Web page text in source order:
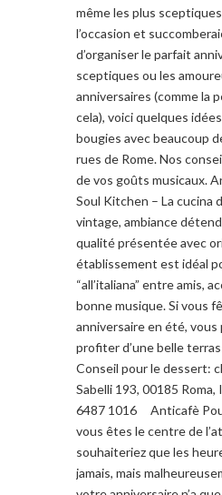
même les plus
l’occasion et
d’organiser le parfait
sceptiques ou les
anniversaires (comme la
cela), voici quelques
bougies avec beaucoup
rues de Rome. Nos
de vos goûts musicaux.
Soul Kitchen – La cucina
vintage, ambiance
qualité présentée avec
établissement est idéal
“all’italiana” entre amis,
bonne musique. Si vous
anniversaire en été,
profiter d’une belle
Conseil pour le dessert:
Sabelli 193, 00185
6487 1016 Anticafè
vous êtes le centre de
souhaiteriez que les
jamais, mais